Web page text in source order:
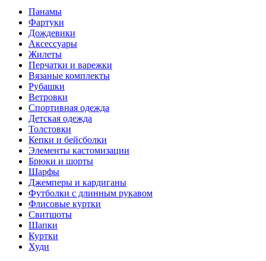
Панамы
Фартуки
Дождевики
Аксессуары
Жилеты
Перчатки и варежки
Вязаные комплекты
Рубашки
Ветровки
Спортивная одежда
Детская одежда
Толстовки
Кепки и бейсболки
Элементы кастомизации
Брюки и шорты
Шарфы
Джемперы и кардиганы
Футболки с длинным рукавом
Флисовые куртки
Свитшоты
Шапки
Куртки
Худи